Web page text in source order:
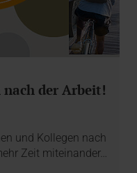
der Arbeit!
und Kollegen nach
Zeit miteinander…